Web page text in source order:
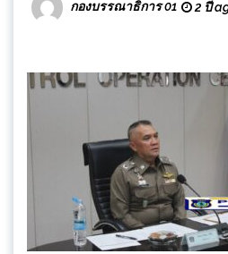
กองบรรณาธิการ 01 2 ปี